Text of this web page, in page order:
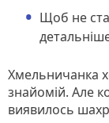
Щоб не
Хмельничанка
знайомій. Але
виявилось